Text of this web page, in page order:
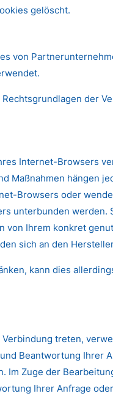
gelöscht.
von
der
Internet-Browsers
hängen
Browsers oder
unterbunden
Ihrem konkret
sich an den
kann dies
treten,
Beantwortung Ihrer
Zuge der
Ihrer Anfrage